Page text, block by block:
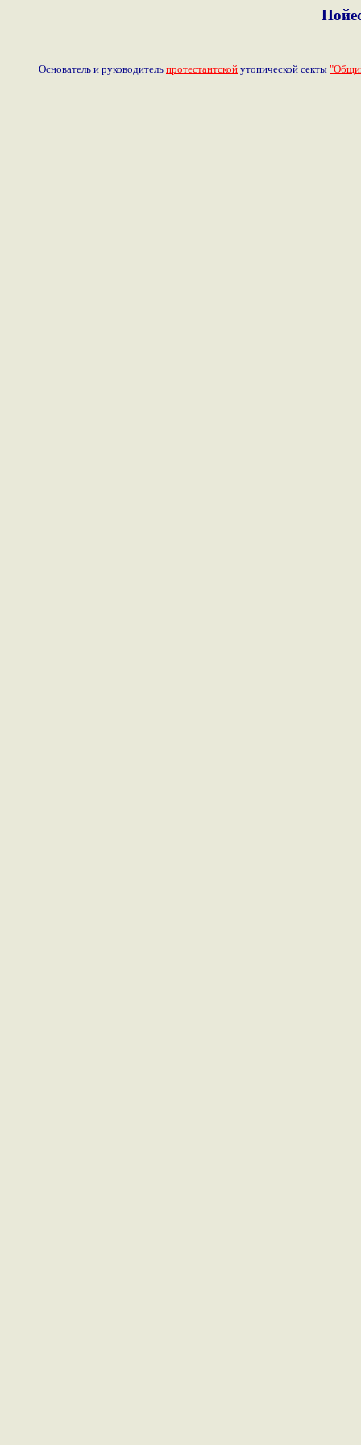
Основатель и руководитель протестантской утопической секты